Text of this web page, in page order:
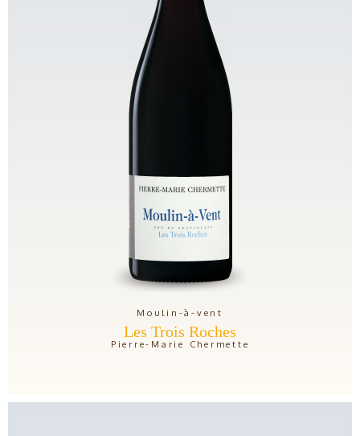
Moulin-à-vent
Les Trois Roches
Pierre-Marie Chermette